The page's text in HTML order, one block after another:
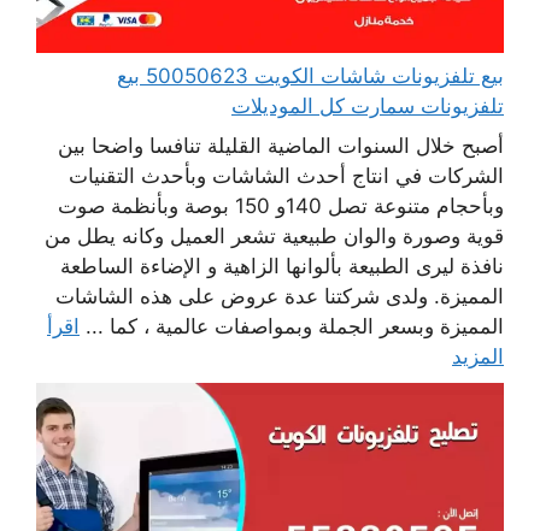
بيع تلفزيونات شاشات الكويت 50050623 بيع
تلفزيونات سمارت كل الموديلات
أصبح خلال السنوات الماضية القليلة تنافسا واضحا بين
الشركات في انتاج أحدث الشاشات وبأحدث التقنيات
وبأحجام متنوعة تصل 140و 150 بوصة وبأنظمة صوت
قوية وصورة والوان طبيعية تشعر العميل وكانه يطل من
نافذة ليرى الطبيعة بألوانها الزاهية و الإضاءة الساطعة
المميزة. ولدى شركتنا عدة عروض على هذه الشاشات
المميزة وبسعر الجملة وبمواصفات عالمية ، كما ... اقرأ
المزيد